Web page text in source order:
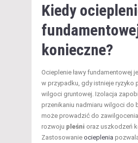
Kiedy
konieczne?
Ocieplenie ławy fundamentowej
w przypadku, gdy istnieje ryzyko
wilgoci gruntowej. Izolacja
przenikaniu nadmiaru wilgoci do
może prowadzić do zawilgocenia
rozwoju pleśni oraz uszkodzeń
Zastosowanie ocieplenia